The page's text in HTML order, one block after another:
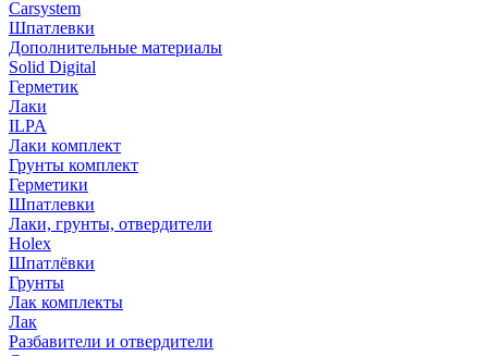
Carsystem
Шпатлевки
Дополнительные материалы
Solid Digital
Герметик
Лаки
ILPA
Лаки комплект
Грунты комплект
Герметики
Шпатлевки
Лаки, грунты, отвердители
Holex
Шпатлёвки
Грунты
Лак комплекты
Лак
Разбавители и отвердители